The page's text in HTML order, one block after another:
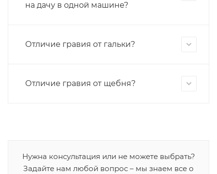
на дачу в одной машине?
Отличие гравия от гальки?
Отличие гравия от щебня?
Нужна консультация или не можете выбрать?
Задайте нам любой вопрос – мы знаем все о